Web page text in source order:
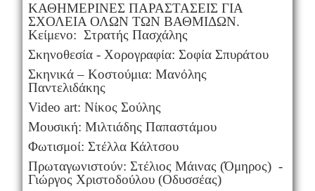
ΚΑΘΗΜΕΡΙΝΕΣ ΠΑΡΑΣΤΑΣΕΙΣ ΓΙΑ
ΣΧΟΛΕΙΑ ΟΛΩΝ ΤΩΝ ΒΑΘΜΙΔΩΝ.
Κείμενο: Στρατής Πασχάλης
Σκηνοθεσία - Χορογραφία: Σοφία Σπυράτου
Σκηνικά – Κοστούμια: Μανόλης
Παντελιδάκης
Video art: Νίκος Σούλης
Μουσική: Μιλτιάδης Παπαστάμου
Φωτισμοί: Στέλλα Κάλτσου
Πρωταγωνιστούν: Στέλιος Μάινας (Όμηρος) -
Γιώργος Χριστοδούλου (Οδυσσέας)